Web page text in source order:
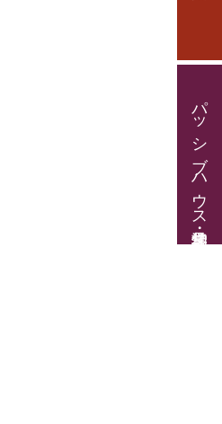
パッシブハウス見学・住宅相談